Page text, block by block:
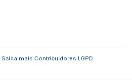
Saiba mais Contribuidores LGPD